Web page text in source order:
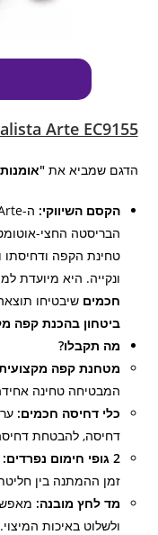
Arte EC9155
הדגם שמביא את
הקסם השיווקי:
הבריסטה החצי-
טחינת הקפה ודחיסתו
ונקייה. היא מיועדת
חכמים שיבטיחו
ביטחון בהכנת קפה
מה תקבלו?
מטחנת קפה מקצועית
המבטיחה טחינה
כלי דחיסה חכמים:
דחיסה, להבטחת
2 גופי חימום נפרדים:
זמן ההמתנה בין
מד לחץ מובנה:
ולשלוט באיכות המיצוי.